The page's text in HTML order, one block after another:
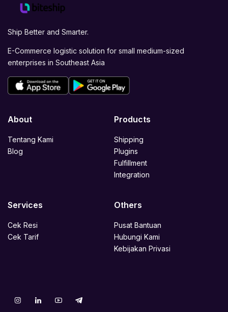
Ship Better and Smarter.
E-Commerce logistic solution for small medium-sized
enterprises in Southeast Asia
About
Tentang Kami
Blog
Products
Shipping
Plugins
Fulfillment
Integration
Services
Cek Resi
Cek Tarif
Others
Pusat Bantuan
Hubungi Kami
Kebijakan Privasi